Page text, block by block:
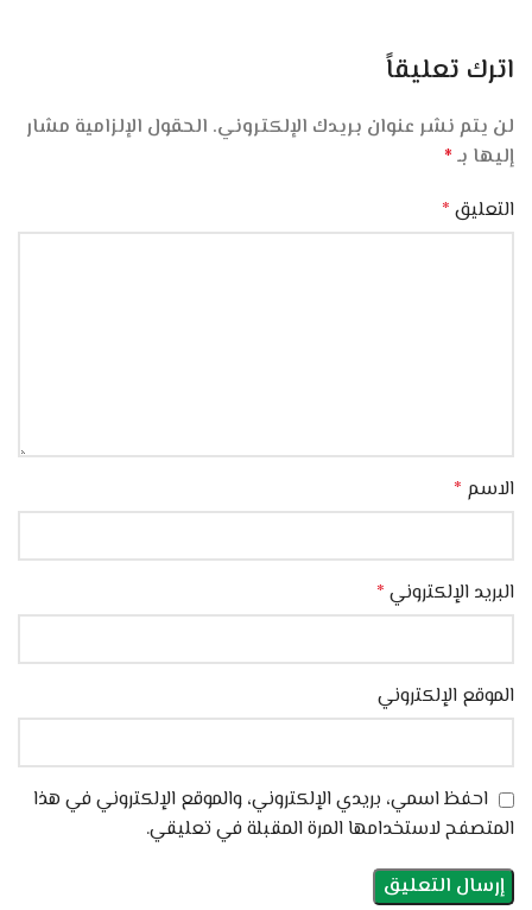
اترك تعليقاً
لن يتم نشر عنوان بريدك الإلكتروني. الحقول الإلزامية مشار
إليها بـ *
التعليق *
الاسم *
البريد الإلكتروني *
الموقع الإلكتروني
احفظ اسمي، بريدي الإلكتروني، والموقع الإلكتروني في هذا
المتصفح لاستخدامها المرة المقبلة في تعليقي.